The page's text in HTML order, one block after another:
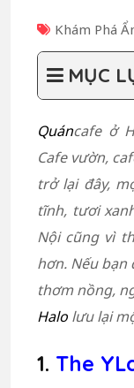
Khám Phá
MỤC
Quáncafe ở
Cafe vườn,
trở lại đây,
tĩnh, tươi
Nội cũng vì
hơn. Nếu
thơm nồng,
Halo lưu lại
1. The